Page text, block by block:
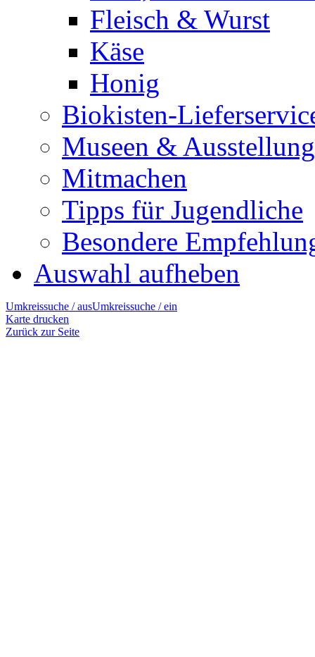
Fleisch & Wurst
Käse
Honig
Biokisten-
Museen &
Mitmachen
Tipps für Jugendliche
Besondere
Auswahl aufheben
Umkreissuche / ausUmkreissuche / ein
Karte drucken
Zurück zur Seite